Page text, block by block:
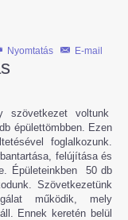
Nyomtatás E-mail
voltunk
épülettömbben. Ezen
foglalkozunk.
felújítása és
Épületeinkben 50 db
Szövetkezetünk
működik, mely
Ennek keretén belül